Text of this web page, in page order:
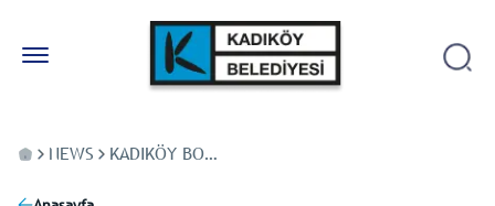
NEWS KADIKÖY BOSTANLARI’NDA YAZ DÖNEMI BAŞLADI